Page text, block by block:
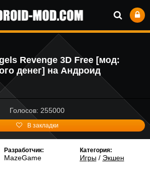
Revenge 3D Free [мод:
денег] на Андроид
Голосов: 255000
В закладки
Разработчик:
MazeGame
Категория:
Игры/ Экшен